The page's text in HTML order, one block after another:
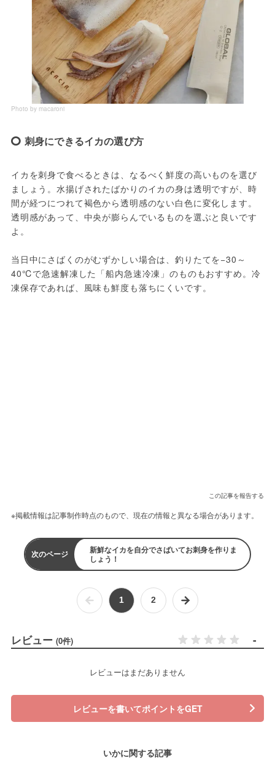
Photo by macaroni
刺身にできるイカの選び方
イカを刺身で食べるときは、なるべく鮮度の高いものを選び
ましょう。水揚げされたばかりのイカの身は透明ですが、時
間が経つにつれて褐色から透明感のない白色に変化します。
透明感があって、中央が膨らんでいるものを選ぶと良いです
よ。
当日中にさばくのがむずかしい場合は、釣りたてを−30～
40℃で急速解凍した「船内急速冷凍」のものもおすすめ。冷
凍保存であれば、風味も鮮度も落ちにくいです。
この記事を報告する
※掲載情報は記事制作時点のもので、現在の情報と異なる場合があります。
次のページ
新鮮なイカを自分でさばいてお刺身を作りま
しょう！
1 2
レビュー (0件) -
レビューはまだありません
レビューを書いてポイントをGET
いかに関する記事